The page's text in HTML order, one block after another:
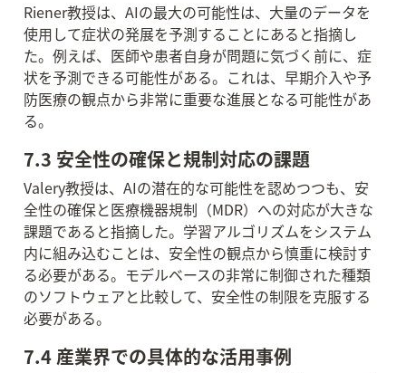
Riener教授は、AIの最大の可能性は、大量のデータを
使用して症状の発展を予測することにあると指摘し
た。例えば、医師や患者自身が問題に気づく前に、症
状を予測できる可能性がある。これは、早期介入や予
防医療の観点から非常に重要な進展となる可能性があ
る。
7.3 安全性の確保と規制対応の課題
Valery教授は、AIの潜在的な可能性を認めつつも、安
全性の確保と医療機器規制（MDR）への対応が大きな
課題であると指摘した。学習アルゴリズムをシステム
内に組み込むことは、安全性の観点から慎重に検討す
る必要がある。モデルベースの非常に制御された種類
のソフトウェアと比較して、安全性の制限を克服する
必要がある。
7.4 産業界での具体的な活用事例